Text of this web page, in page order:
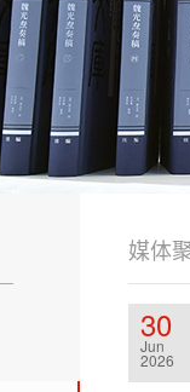
媒体
30
Jun
2026